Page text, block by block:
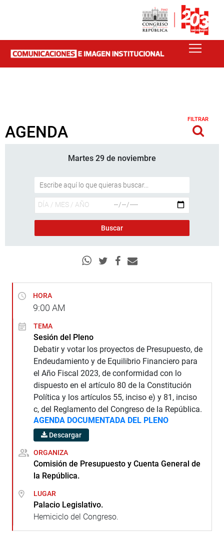
AGENDA
FILTRAR
Martes 29 de noviembre
HORA
9:00 AM
TEMA
Sesión del Pleno
Debatir y votar los proyectos de Presupuesto, de
Endeudamiento y de Equilibrio Financiero para
el Año Fiscal 2023, de conformidad con lo
dispuesto en el artículo 80 de la Constitución
Política y los artículos 55, inciso e) y 81, inciso
c, del Reglamento del Congreso de la República.
AGENDA DOCUMENTADA DEL PLENO
Descargar
ORGANIZA
Comisión de Presupuesto y Cuenta General de
la República.
LUGAR
Palacio Legislativo.
Hemiciclo del Congreso.